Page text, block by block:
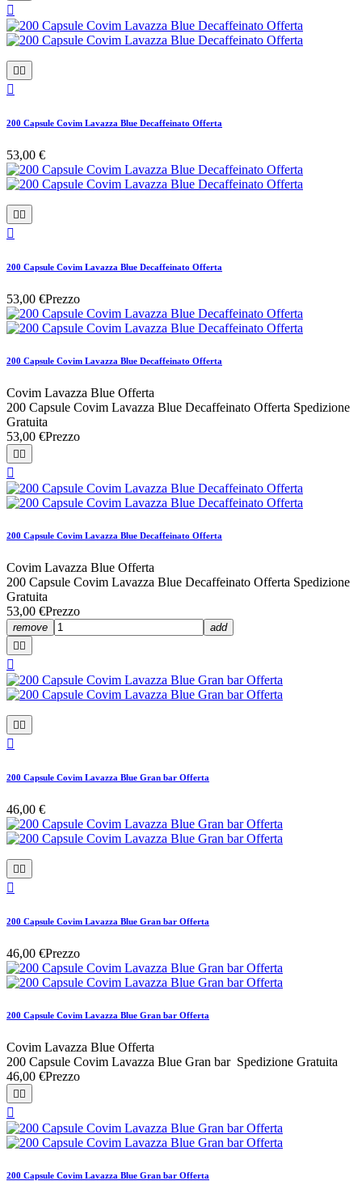

 

200 Capsule Covim Lavazza Blue Decaffeinato Offerta
53,00 €
 

200 Capsule Covim Lavazza Blue Decaffeinato Offerta
53,00 €Prezzo
200 Capsule Covim Lavazza Blue Decaffeinato Offerta
Covim Lavazza Blue Offerta
200 Capsule Covim Lavazza Blue Decaffeinato Offerta Spedizione
Gratuita
53,00 €Prezzo
 

200 Capsule Covim Lavazza Blue Decaffeinato Offerta
Covim Lavazza Blue Offerta
200 Capsule Covim Lavazza Blue Decaffeinato Offerta Spedizione
Gratuita
53,00 €Prezzo
remove
add
 

 

200 Capsule Covim Lavazza Blue Gran bar Offerta
46,00 €
 

200 Capsule Covim Lavazza Blue Gran bar Offerta
46,00 €Prezzo
200 Capsule Covim Lavazza Blue Gran bar Offerta
Covim Lavazza Blue Offerta
200 Capsule Covim Lavazza Blue Gran bar Spedizione Gratuita
46,00 €Prezzo
 

200 Capsule Covim Lavazza Blue Gran bar Offerta